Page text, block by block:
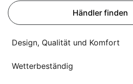
Uber uns
Sprachwahl
Händler finden
Design, Qualität und Komfort
Wetterbeständig